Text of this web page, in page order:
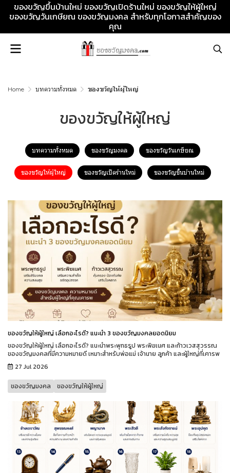
ของขวัญขึ้นบ้านใหม่ ของขวัญเปิดร้านใหม่ ของขวัญให้ผู้ใหญ่
ของขวัญวันเกษียณ ของขวัญมงคล สำหรับทุกโอกาสสำคัญของ
คุณ
Home บทความทั้งหมด ของขวัญให้ผู้ใหญ่
ของขวัญให้ผู้ใหญ่
บทความทั้งหมด ของขวัญมงคล ของขวัญวันเกษียณ
ของขวัญให้ผู้ใหญ่ ของขวัญเปิดร้านใหม่ ของขวัญขึ้นบ้านใหม่
ของขวัญให้ผู้ใหญ่ เลือกอะไรดี? แนะนำ 3 ของขวัญมงคลยอดนิยม
ของขวัญให้ผู้ใหญ่ เลือกอะไรดี? แนะนำพระพุทธรูป พระพิฆเนศ และท้าวเวสสุวรรณ
ของขวัญมงคลที่มีความหมายดี เหมาะสำหรับพ่อแม่ เจ้านาย ลูกค้า และผู้ใหญ่ที่เคารพ
27 Jul 2026
ของขวัญมงคล ของขวัญให้ผู้ใหญ่